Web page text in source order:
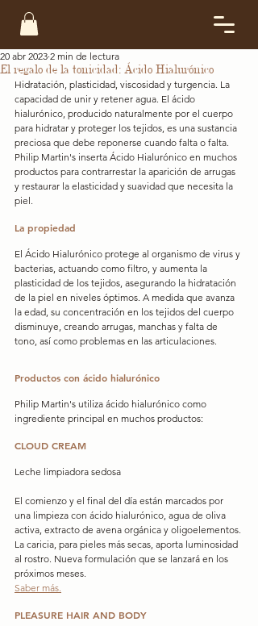
El regalo de la tonicidad: Ácido Hialurónico
20 abr 2023 2 min de lectura
Hidratación, plasticidad, viscosidad y turgencia. La
capacidad de unir y retener agua. El ácido
hialurónico, producido naturalmente por el cuerpo
para hidratar y proteger los tejidos, es una sustancia
preciosa que debe reponerse cuando falta o falta.
Philip Martin's inserta Ácido Hialurónico en muchos
productos para contrarrestar la aparición de arrugas
y restaurar la elasticidad y suavidad que necesita la
piel.
La propiedad
El Ácido Hialurónico protege al organismo de virus y
bacterias, actuando como filtro, y aumenta la
plasticidad de los tejidos, asegurando la hidratación
de la piel en niveles óptimos. A medida que avanza
la edad, su concentración en los tejidos del cuerpo
disminuye, creando arrugas, manchas y falta de
tono, así como problemas en las articulaciones.
Productos con ácido hialurónico
Philip Martin's utiliza ácido hialurónico como
ingrediente principal en muchos productos:
CLOUD CREAM
Leche limpiadora sedosa
El comienzo y el final del día están marcados por
una limpieza con ácido hialurónico, agua de oliva
activa, extracto de avena orgánica y oligoelementos.
La caricia, para pieles más secas, aporta luminosidad
al rostro. Nueva formulación que se lanzará en los
próximos meses.
Saber más.
PLEASURE HAIR AND BODY